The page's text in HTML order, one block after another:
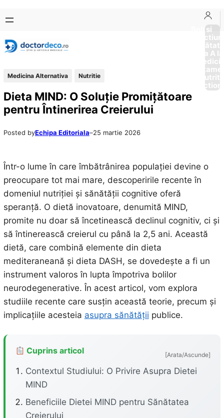
conținut
content
Boli si
Afectiuni
Sănătate
de la A
Medicina Alternativa Nutritie
Dieta MIND: O Soluție Promițătoare
pentru Întinerirea Creierului
Posted byEchipa Editoriala–25 martie 2026
Într-o lume în care îmbătrânirea populației devine o
preocupare tot mai mare, descoperirile recente în
domeniul nutriției și sănătății cognitive oferă
speranță. O dietă inovatoare, denumită MIND,
promite nu doar să încetinească declinul cognitiv, ci și
să întinerească creierul cu până la 2,5 ani. Această
dietă, care combină elemente din dieta
mediteraneană și dieta DASH, se dovedește a fi un
instrument valoros în lupta împotriva bolilor
neurodegenerative. În acest articol, vom explora
studiile recente care susțin această teorie, precum și
implicațiile acesteia asupra sănătății publice.
Cuprins articol [Arata/Ascunde]
Contextul Studiului: O Privire Asupra Dietei
MIND
Beneficiile Dietei MIND pentru Sănătatea
Creierului